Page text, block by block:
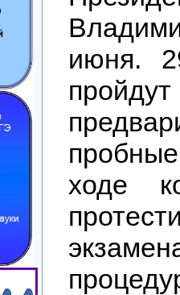
июня.
пройдут
ходе